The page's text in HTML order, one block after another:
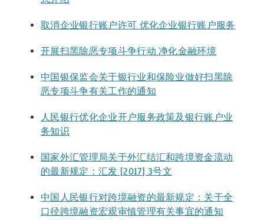
取消企业银行账户许可 优化企业银行账户服务
开展扫黑除恶专项斗争行动 净化金融环境
中国银保监会关于银行业和保险业做好扫黑除
恶专项斗争有关工作的通知
人民银行优化企业开户服务政策及银行账户业
务知识
国家外汇管理局关于外汇结汇和跨境资金流动
的最新规定：汇发 [2017] 3号文
中国人民银行对跨境融资的最新规定：关于全
口径跨境融资宏观审慎管理有关事宜的通知